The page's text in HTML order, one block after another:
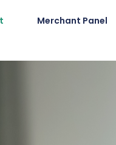
Merchant Panel